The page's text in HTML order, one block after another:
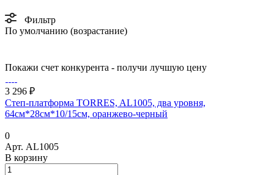
Фильтр
По умолчанию (возрастание)
Покажи счет конкурента - получи лучшую цену
3 296 ₽
Степ-платформа TORRES, AL1005, два уровня,
64см*28см*10/15см, оранжево-черный
0
Арт. AL1005
В корзину